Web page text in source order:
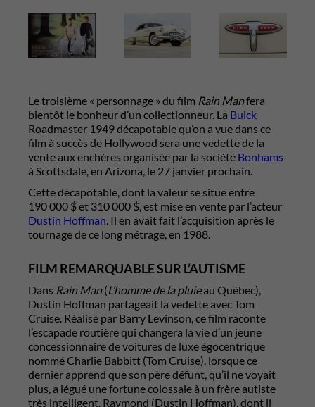
Le troisième « personnage » du film Rain Manfera
bientôt le bonheur d’un collectionneur. La Buick
Roadmaster 1949 décapotable qu’on a vue dans ce
film à succès de Hollywood sera une vedette de la
vente aux enchères organisée par la société Bonhams
à Scottsdale, en Arizona, le 27 janvier prochain.
Cette décapotable, dont la valeur se situe entre
190 000 $ et 310 000 $, est mise en vente par l’acteur
Dustin Hoffman. Il en avait fait l’acquisition après le
tournage de ce long métrage, en 1988.
FILM REMARQUABLE SUR L’AUTISME
Dans Rain Man(L’homme de la pluieau Québec),
Dustin Hoffman partageait la vedette avec Tom
Cruise. Réalisé par Barry Levinson, ce film raconte
l’escapade routière qui changera la vie d’un jeune
concessionnaire de voitures de luxe égocentrique
nommé Charlie Babbitt (Tom Cruise), lorsque ce
dernier apprend que son père défunt, qu’il ne voyait
plus, a légué une fortune colossale à un frère autiste
très intelligent, Raymond (Dustin Hoffman), dont il